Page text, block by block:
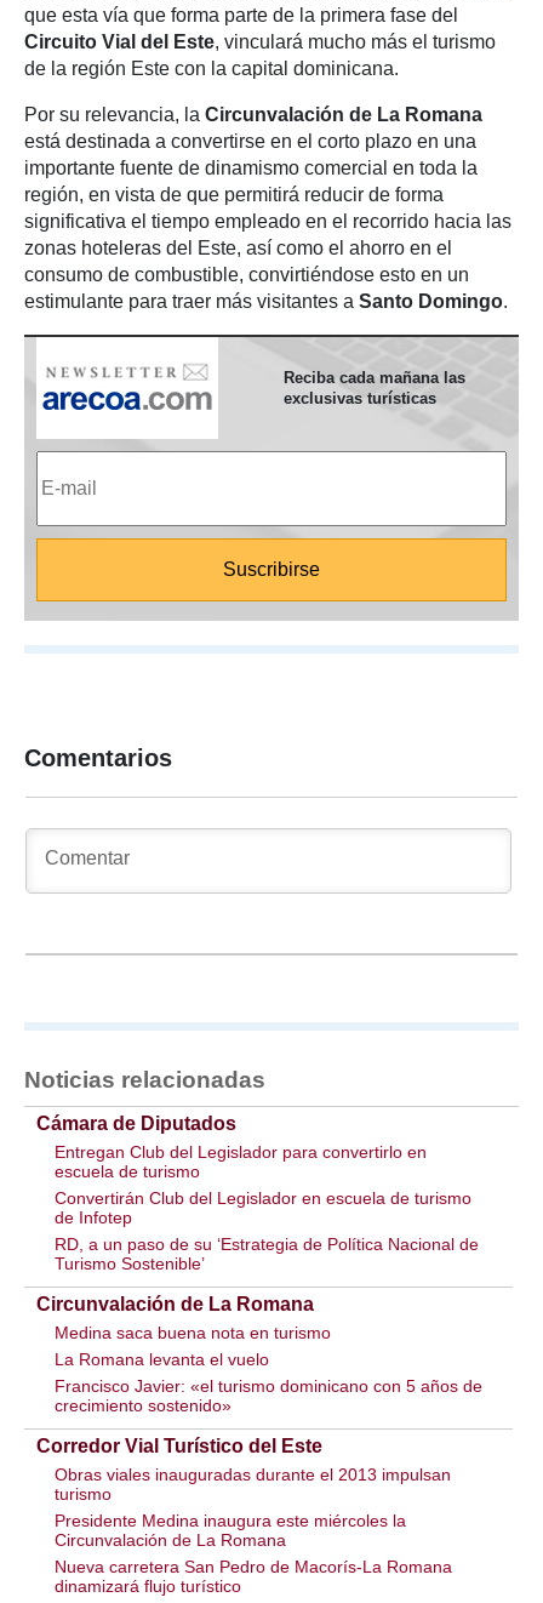
que esta vía que forma parte de la primera fase del
Circuito Vial del Este, vinculará mucho más el turismo
de la región Este con la capital dominicana.
Por su relevancia, la Circunvalación de La Romana
está destinada a convertirse en el corto plazo en una
importante fuente de dinamismo comercial en toda la
región, en vista de que permitirá reducir de forma
significativa el tiempo empleado en el recorrido hacia las
zonas hoteleras del Este, así como el ahorro en el
consumo de combustible, convirtiéndose esto en un
estimulante para traer más visitantes a Santo Domingo.
Reciba cada mañana las
exclusivas turísticas
Comentarios
Noticias relacionadas
Cámara de Diputados
Entregan Club del Legislador para convertirlo en
escuela de turismo
Convertirán Club del Legislador en escuela de turismo
de Infotep
RD, a un paso de su ‘Estrategia de Política Nacional de
Turismo Sostenible’
Circunvalación de La Romana
Medina saca buena nota en turismo
La Romana levanta el vuelo
Francisco Javier: «el turismo dominicano con 5 años de
crecimiento sostenido»
Corredor Vial Turístico del Este
Obras viales inauguradas durante el 2013 impulsan
turismo
Presidente Medina inaugura este miércoles la
Circunvalación de La Romana
Nueva carretera San Pedro de Macorís-La Romana
dinamizará flujo turístico